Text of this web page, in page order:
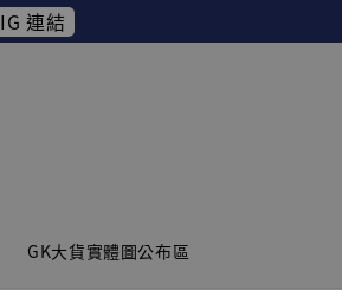
IG 連結
GK大貨實體圖公布區